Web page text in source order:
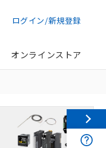
ログイン/新規登録
オンラインストア